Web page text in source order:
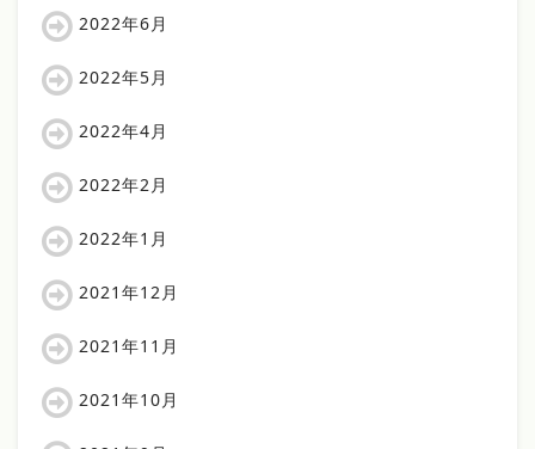
2022年6月
2022年5月
2022年4月
2022年2月
2022年1月
2021年12月
2021年11月
2021年10月